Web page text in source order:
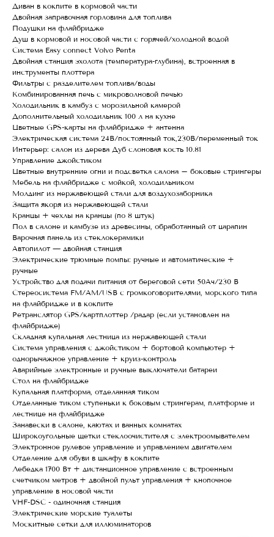
Диван в кокпите в кормовой части
Двойная заправочная горловина для топлива
Подушки на флайбридже
Душ в кормовой и носовой части с горячей/холодной водой
Система Easy connect Volvo Penta
Двойная станция эхолота (температура-глубина), встроенная в
инструменты плоттера
Фильтры с разделителем топлива/воды
Комбинированная печь с микроволновой печью
Холодильник в камбуз с морозильной камерой
Дополнительный холодильник 100 л на кухне
Цветные GPS-карты на флайбридже + антенна
Электрическая система 24В/постоянный ток,230В/переменный ток
Интерьер: салон из дерева Дуб слоновая кость 10.81
Управление джойстиком
Цветные внутренние огни и подсветка салона – боковые стрингеры
Мебель на флайбридже с мойкой, холодильником
Молдинг из нержавеющей стали для воздухозаборника
Защита якоря из нержавеющей стали
Кранцы + чехлы на кранцы (по 8 штук)
Пол в салоне и камбузе из древесины, обработанный от царапин
Варочная панель из стеклокерамики
Автопилот — двойная станция
Электрические трюмные помпы: ручные и автоматические +
ручные
Устройство для подачи питания от береговой сети 50Ач/230 В
Стереосистема FM/AM/USB с громкоговорителями, морского типа
на флайбридже и в кокпите
Ретранслятор GPS/картплоттер /радар (если установлен на
флайбридже)
Складная купальная лестница из нержавеющей стали
Система управления с джойстиком + бортовой компьютер +
однорычажное управление + круиз-контроль
Аварийные электронные и ручные выключатели батареи
Стол на флайбридже
Купальная платформа, отделанная тиком
Отделанные тиком ступеньки к боковым стрингерам, платформе и
лестнице на флайбридже
Занавески в салоне, каютах и ванных комнатах
Широкоугольные щетки стеклоочистителя с электроомывателем
Электронное рулевое управление и управлением двигателем
Отделение для обуви в шкафу в кокпите
Лебедка 1700 Вт + дистанционное управление с встроенным
счетчиком метров + двойной пульт управления + кнопочное
управление в носовой части
VHF-DSC - одиночная станция
Электрические морские туалеты
Москитные сетки для иллюминаторов